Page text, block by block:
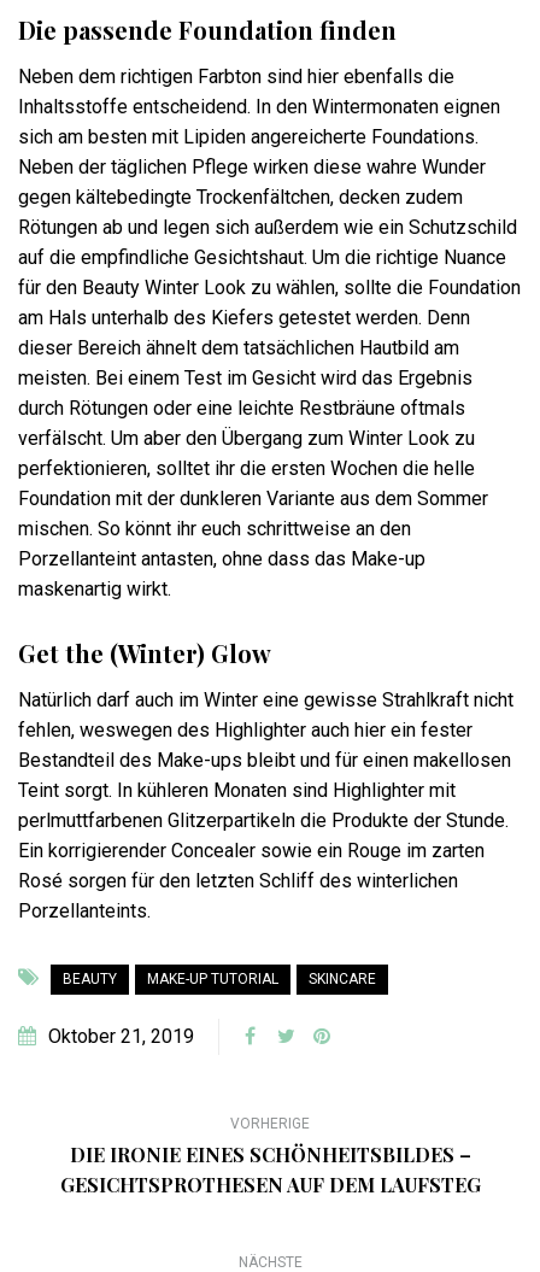
Die passende Foundation finden
Neben dem richtigen Farbton sind hier ebenfalls die
Inhaltsstoffe entscheidend. In den Wintermonaten eignen
sich am besten mit Lipiden angereicherte Foundations.
Neben der täglichen Pflege wirken diese wahre Wunder
gegen kältebedingte Trockenfältchen, decken zudem
Rötungen ab und legen sich außerdem wie ein Schutzschild
auf die empfindliche Gesichtshaut. Um die richtige Nuance
für den Beauty Winter Look zu wählen, sollte die Foundation
am Hals unterhalb des Kiefers getestet werden. Denn
dieser Bereich ähnelt dem tatsächlichen Hautbild am
meisten. Bei einem Test im Gesicht wird das Ergebnis
durch Rötungen oder eine leichte Restbräune oftmals
verfälscht. Um aber den Übergang zum Winter Look zu
perfektionieren, solltet ihr die ersten Wochen die helle
Foundation mit der dunkleren Variante aus dem Sommer
mischen. So könnt ihr euch schrittweise an den
Porzellanteint antasten, ohne dass das Make-up
maskenartig wirkt.
Get the (Winter) Glow
Natürlich darf auch im Winter eine gewisse Strahlkraft nicht
fehlen, weswegen des Highlighter auch hier ein fester
Bestandteil des Make-ups bleibt und für einen makellosen
Teint sorgt. In kühleren Monaten sind Highlighter mit
perlmuttfarbenen Glitzerpartikeln die Produkte der Stunde.
Ein korrigierender Concealer sowie ein Rouge im zarten
Rosé sorgen für den letzten Schliff des winterlichen
Porzellanteints.
BEAUTY MAKE-UP TUTORIAL SKINCARE
Oktober 21, 2019
VORHERIGE
DIE IRONIE EINES SCHÖNHEITSBILDES –
GESICHTSPROTHESEN AUF DEM LAUFSTEG
NÄCHSTE